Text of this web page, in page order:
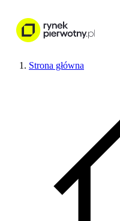
Strona główna